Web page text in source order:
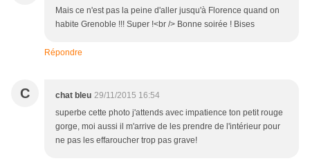
Mais ce n'est pas la peine d'aller jusqu'à Florence quand on
habite Grenoble !!! Super !<br /> Bonne soirée ! Bises
Répondre
C chat bleu 29/11/2015 16:54
superbe cette photo j'attends avec impatience ton petit rouge
gorge, moi aussi il m'arrive de les prendre de l'intérieur pour
ne pas les effaroucher trop pas grave!